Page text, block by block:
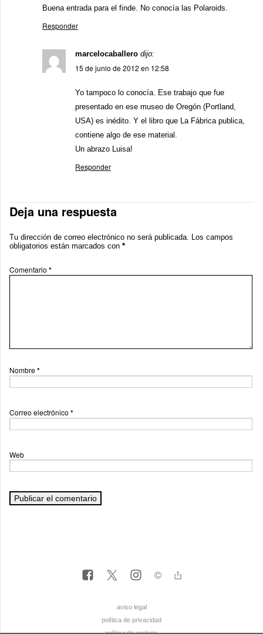
Buena entrada para el finde. No conocía las Polaroids.
Responder
marcelocaballero dijo:
15 de junio de 2012 en 12:58
Yo tampoco lo conocía. Ese trabajo que fue
presentado en ese museo de Oregón (Portland,
USA) es inédito. Y el libro que La Fábrica publica,
contiene algo de ese material.
Un abrazo Luisa!
Responder
Deja una respuesta
Tu dirección de correo electrónico no será publicada. Los campos
obligatorios están marcados con *
Comentario *
Nombre*
Correo electrónico *
Web
aviso legal
política de privacidad